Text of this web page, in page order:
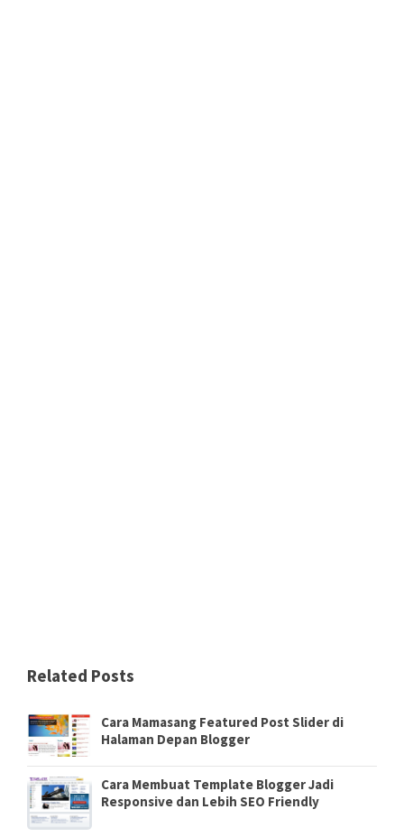
Related Posts
Cara Mamasang Featured Post Slider di
Halaman Depan Blogger
Cara Membuat Template Blogger Jadi
Responsive dan Lebih SEO Friendly